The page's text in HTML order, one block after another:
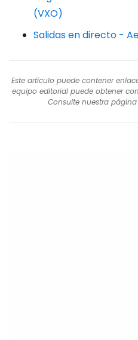
(VXO)
Salidas en directo -
Este artículo puede contener
equipo editorial puede obtener
Consulte nuestra